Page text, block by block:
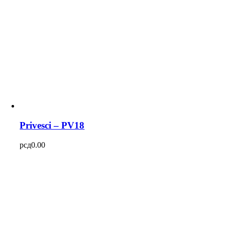
Privesci – PV18
рсд0.00